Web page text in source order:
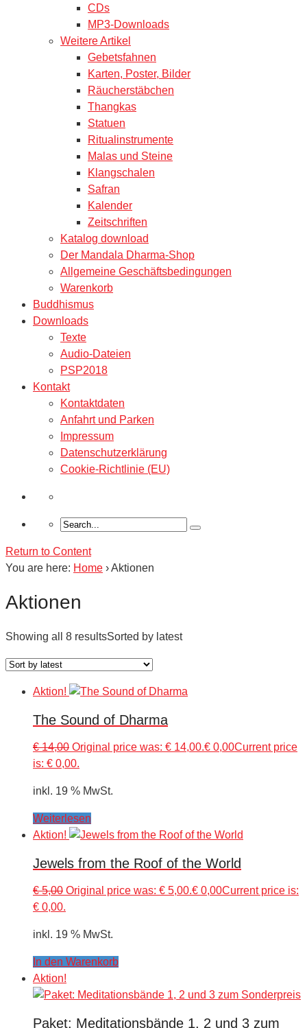
CDs
MP3-Downloads
Weitere Artikel
Gebetsfahnen
Karten, Poster, Bilder
Räucherstäbchen
Thangkas
Statuen
Ritualinstrumente
Malas und Steine
Klangschalen
Safran
Kalender
Zeitschriften
Katalog download
Der Mandala Dharma-Shop
Allgemeine Geschäftsbedingungen
Warenkorb
Buddhismus
Downloads
Texte
Audio-Dateien
PSP2018
Kontakt
Kontaktdaten
Anfahrt und Parken
Impressum
Datenschutzerklärung
Cookie-Richtlinie (EU)
Return to Content
You are here: Home ›Aktionen
Aktionen
Showing all 8 resultsSorted by latest
Aktion!
The Sound of Dharma
€14,00 Original price was: € 14,00.€ 0,00Current price
is: € 0,00.
inkl. 19 % MwSt.
Weiterlesen
Aktion!
Jewels from the Roof of the World
€5,00 Original price was: € 5,00.€ 0,00Current price is:
€ 0,00.
inkl. 19 % MwSt.
In den Warenkorb
Aktion!
Paket: Meditationsbände 1, 2 und 3 zum